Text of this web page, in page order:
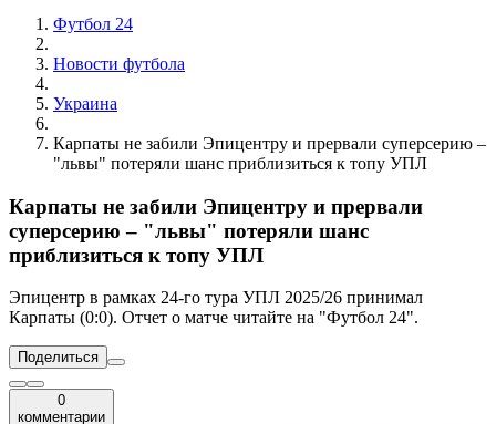
Футбол 24
Новости футбола
Украина
Карпаты не забили Эпицентру и прервали суперсерию –
"львы" потеряли шанс приблизиться к топу УПЛ
Карпаты не забили Эпицентру и прервали
суперсерию – "львы" потеряли шанс
приблизиться к топу УПЛ
Эпицентр в рамках 24-го тура УПЛ 2025/26 принимал
Карпаты (0:0). Отчет о матче читайте на "Футбол 24".
Поделиться
0
комментарии